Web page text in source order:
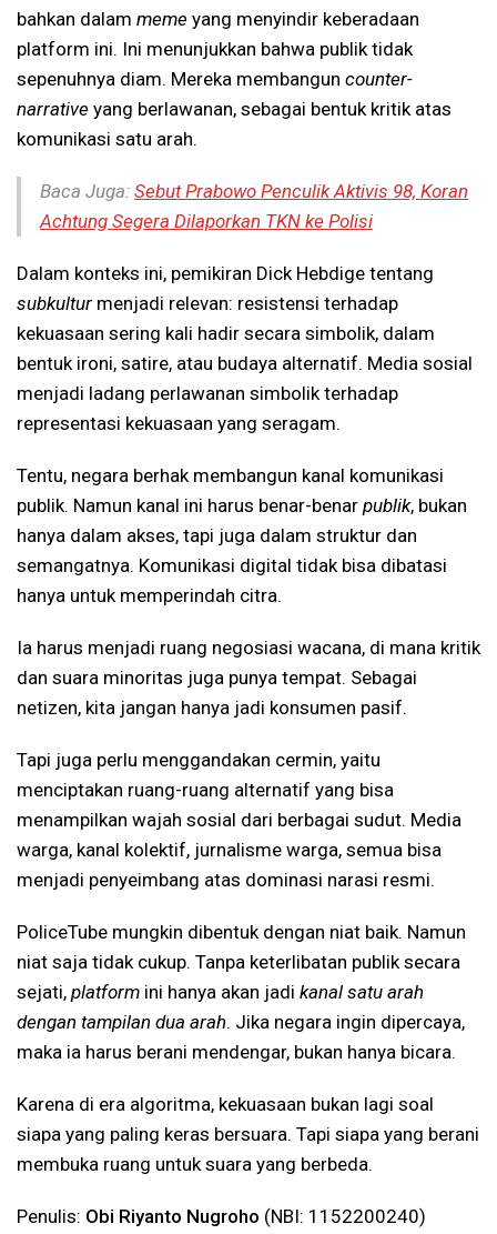
bahkan dalam meme yang menyindir keberadaan
platform ini. Ini menunjukkan bahwa publik tidak
sepenuhnya diam. Mereka membangun counter-
narrative yang berlawanan, sebagai bentuk kritik atas
komunikasi satu arah.
Baca Juga: Sebut Prabowo Penculik Aktivis 98, Koran
Achtung Segera Dilaporkan TKN ke Polisi
Dalam konteks ini, pemikiran Dick Hebdige tentang
subkultur menjadi relevan: resistensi terhadap
kekuasaan sering kali hadir secara simbolik, dalam
bentuk ironi, satire, atau budaya alternatif. Media sosial
menjadi ladang perlawanan simbolik terhadap
representasi kekuasaan yang seragam.
Tentu, negara berhak membangun kanal komunikasi
publik. Namun kanal ini harus benar-benar publik, bukan
hanya dalam akses, tapi juga dalam struktur dan
semangatnya. Komunikasi digital tidak bisa dibatasi
hanya untuk memperindah citra.
Ia harus menjadi ruang negosiasi wacana, di mana kritik
dan suara minoritas juga punya tempat. Sebagai
netizen, kita jangan hanya jadi konsumen pasif.
Tapi juga perlu menggandakan cermin, yaitu
menciptakan ruang-ruang alternatif yang bisa
menampilkan wajah sosial dari berbagai sudut. Media
warga, kanal kolektif, jurnalisme warga, semua bisa
menjadi penyeimbang atas dominasi narasi resmi.
PoliceTube mungkin dibentuk dengan niat baik. Namun
niat saja tidak cukup. Tanpa keterlibatan publik secara
sejati, platform ini hanya akan jadi kanal satu arah
dengan tampilan dua arah. Jika negara ingin dipercaya,
maka ia harus berani mendengar, bukan hanya bicara.
Karena di era algoritma, kekuasaan bukan lagi soal
siapa yang paling keras bersuara. Tapi siapa yang berani
membuka ruang untuk suara yang berbeda.
Penulis: Obi Riyanto Nugroho (NBI: 1152200240)